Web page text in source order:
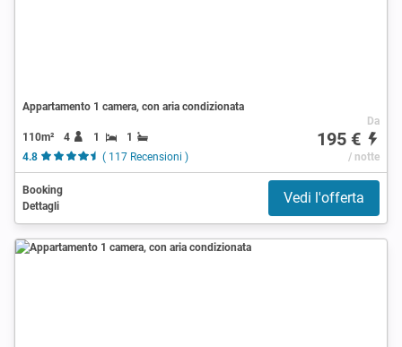
Appartamento 1 camera, con aria condizionata
110m² 4 1
1
4.8
( 117 Recensioni )
Da
195 €
/ notte
Booking
Dettagli
Vedi l'offerta